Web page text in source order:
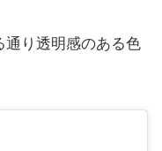
通り透明感のある色